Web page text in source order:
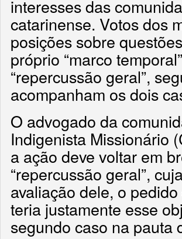
interesses das
catarinense. Votos dos
posições sobre
próprio “marco
“repercussão geral”,
acompanham os dois
O advogado da
Indigenista Missionário
a ação deve voltar em
“repercussão geral”,
avaliação dele, o
teria justamente esse
segundo caso na pauta